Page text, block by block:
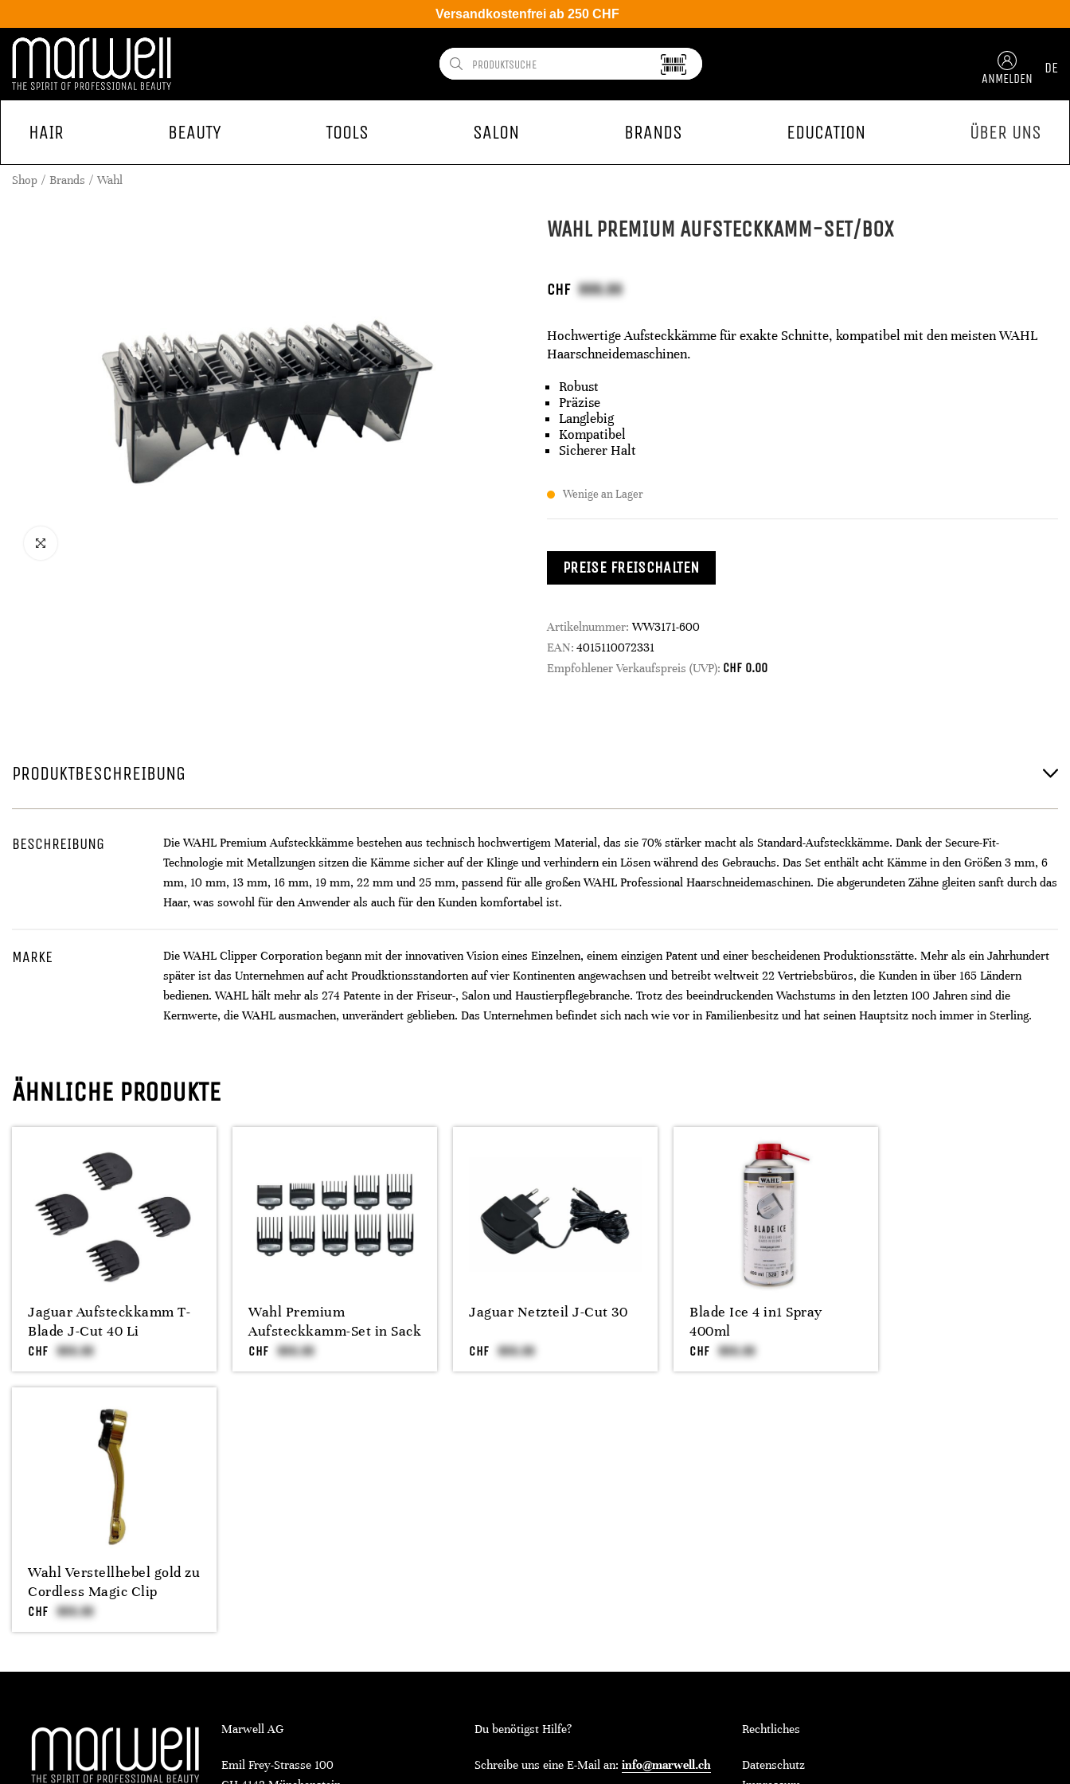
Versandkostenfrei ab 250 CHF
ANMELDEN
DE
HAIR BEAUTY TOOLS SALON BRANDS EDUCATION ÜBER UNS
Shop Brands Wahl
WAHL PREMIUM AUFSTECKKAMM-SET/BOX
CHF
Hochwertige Aufsteckkämme für exakte Schnitte, kompatibel mit den meisten WAHL
Haarschneidemaschinen.
Robust
Präzise
Langlebig
Kompatibel
Sicherer Halt
Wenige an Lager
PREISE FREISCHALTEN
Artikelnummer: WW3171-600
EAN: 4015110072331
Empfohlener Verkaufspreis (UVP): CHF 0.00
PRODUKTBESCHREIBUNG
BESCHREIBUNG
Die WAHL Premium Aufsteckkämme bestehen aus technisch hochwertigem Material, das sie 70% stärker macht als Standard-Aufsteckkämme. Dank der Secure-Fit-
Technologie mit Metallzungen sitzen die Kämme sicher auf der Klinge und verhindern ein Lösen während des Gebrauchs. Das Set enthält acht Kämme in den Größen 3 mm, 6
mm, 10 mm, 13 mm, 16 mm, 19 mm, 22 mm und 25 mm, passend für alle großen WAHL Professional Haarschneidemaschinen. Die abgerundeten Zähne gleiten sanft durch das
Haar, was sowohl für den Anwender als auch für den Kunden komfortabel ist.
MARKE
Die WAHL Clipper Corporation begann mit der innovativen Vision eines Einzelnen, einem einzigen Patent und einer bescheidenen Produktionsstätte. Mehr als ein Jahrhundert
später ist das Unternehmen auf acht Proudktionsstandorten auf vier Kontinenten angewachsen und betreibt weltweit 22 Vertriebsbüros, die Kunden in über 165 Ländern
bedienen. WAHL hält mehr als 274 Patente in der Friseur-, Salon und Haustierpflegebranche. Trotz des beeindruckenden Wachstums in den letzten 100 Jahren sind die
Kernwerte, die WAHL ausmachen, unverändert geblieben. Das Unternehmen befindet sich nach wie vor in Familienbesitz und hat seinen Hauptsitz noch immer in Sterling.
ÄHNLICHE PRODUKTE
Jaguar Aufsteckkamm T-
Blade J-Cut 40 Li
CHF
Wahl Premium
Aufsteckkamm-Set in Sack
CHF
Jaguar Netzteil J-Cut 30
CHF
Blade Ice 4 in1 Spray
400ml
CHF
Wahl Verstellhebel gold zu
Cordless Magic Clip
CHF
Marwell AG
Emil Frey-Strasse 100
Du benötigst Hilfe?
Schreibe uns eine E-Mail an: info@marwell.ch
Rechtliches
Datenschutz